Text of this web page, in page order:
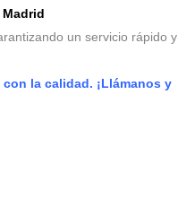
un servicio rápido y
la calidad. ¡Llámanos y